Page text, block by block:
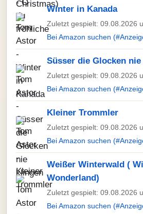
Winter in Kanada
Zuletzt gespielt: 09.08.2026
Bei Amazon suchen
Süsser die Glocken
Zuletzt gespielt: 09.08.2026
Bei Amazon suchen
Kleiner Trommler
Zuletzt gespielt: 09.08.2026
Bei Amazon suchen
Weißer Winterwald (
Wonderland)
Zuletzt gespielt: 09.08.2026
Bei Amazon suchen